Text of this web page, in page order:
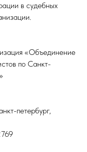
в судебных
«Объединение
по Санкт-
петербург,